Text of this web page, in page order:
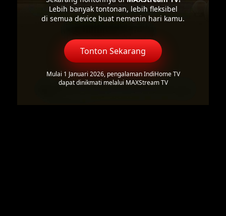
Lebih banyak tontonan, lebih fleksibel
di semua device buat nemenin hari kamu.
Tonton Sekarang
Mulai 1 Januari 2026, pengalaman IndiHome TV
dapat dinikmati melalui MAXStream TV